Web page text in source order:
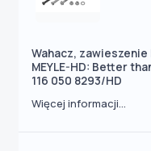
Wahacz, zawieszenie
MEYLE-HD: Better
116 050 8293/HD
Więcej informacji...